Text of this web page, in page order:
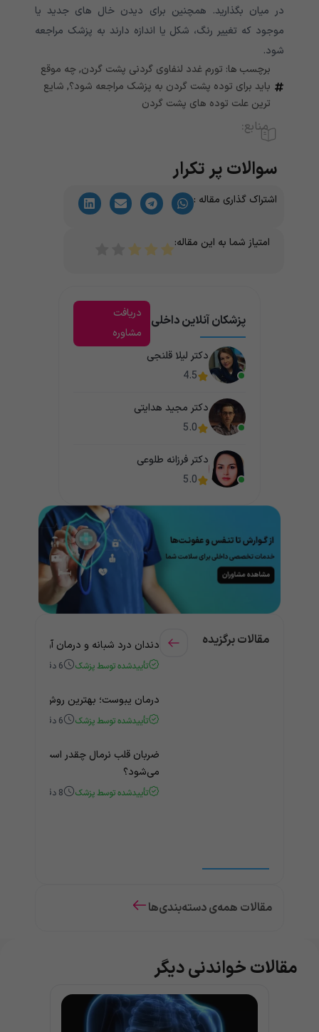
در میان بگذارید. همچنین برای دیدن خال های جدید یا
موجود که تغییر رنگ، شکل یا اندازه دارند به پزشک مراجعه
شود.
برچسب ها: تورم غدد لنفاوی گردنی پشت گردن,چه موقع
باید برای توده پشت گردن به پزشک مراجعه شود؟, شایع
ترین علت توده های پشت گردن
منابع:
سوالات پر تکرار
اشتراک گذاری مقاله :
امتیاز شما به این مقاله:
پزشکان آنلاین داخلی
دریافت
مشاوره
دکتر لیلا قلنجی
4.5
دکتر مجید هدایتی
5.0
دکتر فرزانه طلوعی
5.0
مقالات برگزیده دندان درد شبانه و درمان آن +
تأییدشده توسط پزشک 6 دقیقه
درمان یبوست؛ بهترین روش‌های
تأییدشده توسط پزشک 6 دقیقه
ضربان قلب نرمال چقدر است؟ چه
می‌شود؟
تأییدشده توسط پزشک 8 دقیقه
مقالات همه‌ی دسته‌بندی‌ها
مقالات خواندنی دیگر